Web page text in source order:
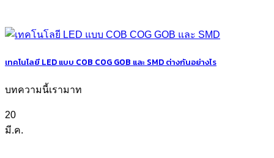
เทคโนโลยี LED แบบ COB COG GOB และ SMD ต่างกันอย่างไร
บทความนี้เรามาท
20
มี.ค.